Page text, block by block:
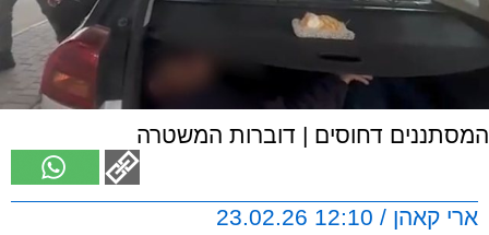
המסתננים דחוסים | דוברות המשטרה
ארי קאהן / 12:10 23.02.26